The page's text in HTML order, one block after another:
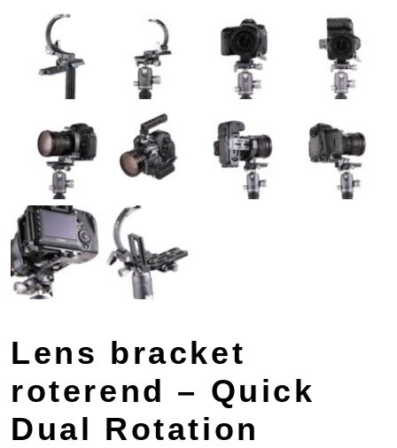
Lens bracket
roterend – Quick
Dual Rotation